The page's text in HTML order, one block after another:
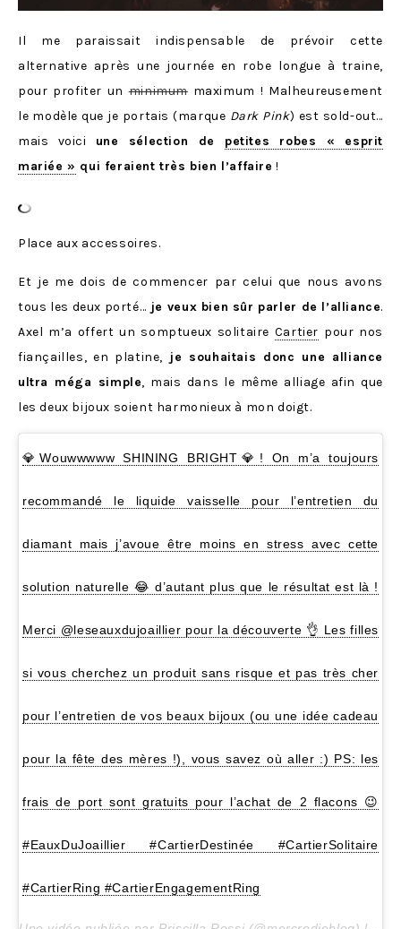
Il me paraissait indispensable de prévoir cette
alternative après une journée en robe longue à traine,
pour profiter unminimummaximum ! Malheureusement
le modèle que je portais (marque Dark Pink) est sold-out…
mais voici une sélection de petites robes « esprit
mariée » qui feraient très bien l’affaire !
Place aux accessoires.
Et je me dois de commencer par celui que nous avons
tous les deux porté… je veux bien sûr parler de l’alliance.
Axel m’a offert un somptueux solitaire Cartier pour nos
fiançailles, en platine, je souhaitais donc une alliance
ultra méga simple, mais dans le même alliage afin que
les deux bijoux soient harmonieux à mon doigt.
💎Wouwwwww SHINING BRIGHT💎! On m’a toujours
recommandé le liquide vaisselle pour l’entretien du
diamant mais j’avoue être moins en stress avec cette
solution naturelle 😂 d’autant plus que le résultat est là !
Merci @leseauxdujoaillier pour la découverte 👌 Les filles
si vous cherchez un produit sans risque et pas très cher
pour l’entretien de vos beaux bijoux (ou une idée cadeau
pour la fête des mères !), vous savez où aller :) PS: les
frais de port sont gratuits pour l’achat de 2 flacons 😉
#EauxDuJoaillier #CartierDestinée #CartierSolitaire
#CartierRing #CartierEngagementRing